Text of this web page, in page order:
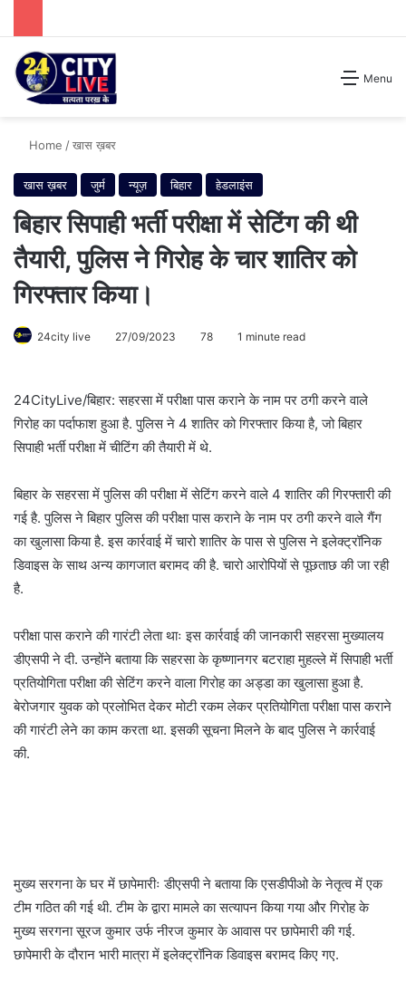
Menu
Search for
Home /खास ख़बर
खास ख़बर जुर्म न्यूज़ बिहार हेडलाइंस
बिहार सिपाही भर्ती परीक्षा में सेटिंग की थी
तैयारी, पुलिस ने गिरोह के चार शातिर को
गिरफ्तार किया।
24city live 27/09/2023 78 1 minute read
24CityLive/बिहार: सहरसा में परीक्षा पास कराने के नाम पर ठगी करने वाले
गिरोह का पर्दाफाश हुआ है. पुलिस ने 4 शातिर को गिरफ्तार किया है, जो बिहार
सिपाही भर्ती परीक्षा में चीटिंग की तैयारी में थे.
बिहार के सहरसा में पुलिस की परीक्षा में सेटिंग करने वाले 4 शातिर की गिरफ्तारी की
गई है. पुलिस ने बिहार पुलिस की परीक्षा पास कराने के नाम पर ठगी करने वाले गैंग
का खुलासा किया है. इस कार्रवाई में चारो शातिर के पास से पुलिस ने इलेक्ट्रॉनिक
डिवाइस के साथ अन्य कागजात बरामद की है. चारो आरोपियों से पूछताछ की जा रही
है.
परीक्षा पास कराने की गारंटी लेता थाः इस कार्रवाई की जानकारी सहरसा मुख्यालय
डीएसपी ने दी. उन्होंने बताया कि सहरसा के कृष्णानगर बटराहा मुहल्ले में सिपाही भर्ती
प्रतियोगिता परीक्षा की सेटिंग करने वाला गिरोह का अड्डा का खुलासा हुआ है.
बेरोजगार युवक को प्रलोभित देकर मोटी रकम लेकर प्रतियोगिता परीक्षा पास कराने
की गारंटी लेने का काम करता था. इसकी सूचना मिलने के बाद पुलिस ने कार्रवाई
की.
मुख्य सरगना के घर में छापेमारीः डीएसपी ने बताया कि एसडीपीओ के नेतृत्व में एक
टीम गठित की गई थी. टीम के द्वारा मामले का सत्यापन किया गया और गिरोह के
मुख्य सरगना सूरज कुमार उर्फ नीरज कुमार के आवास पर छापेमारी की गई.
छापेमारी के दौरान भारी मात्रा में इलेक्ट्रॉनिक डिवाइस बरामद किए गए.